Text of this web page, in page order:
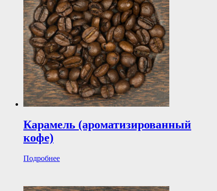
Карамель (ароматизированный
кофе)
Подробнее